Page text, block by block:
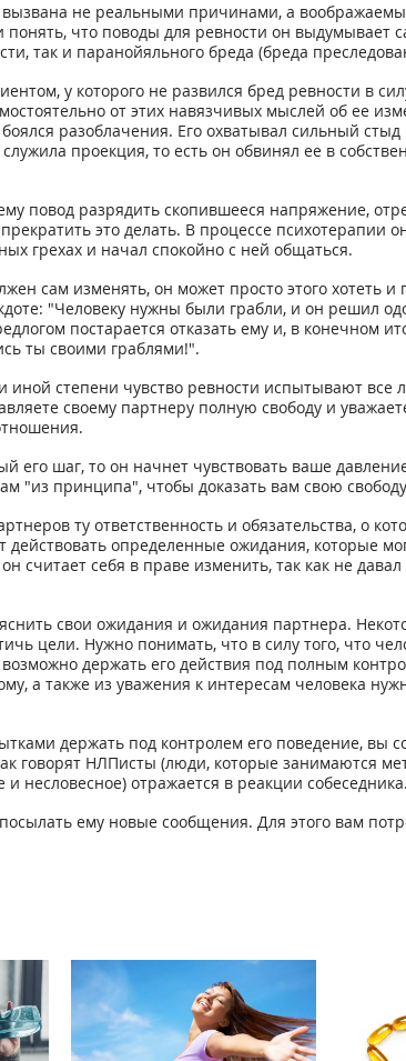
не реальными причинами, а
понять, что поводы для ревности он
так и паранойяльного бреда (бреда
у которого не развился бред ревности в
от этих навязчивых мыслей об ее
разоблачения. Его охватывал сильный
проекция, то есть он обвинял ее в
повод разрядить скопившееся напряжение,
это делать. В процессе
грехах и начал спокойно с ней общаться.
сам изменять, он может просто этого хотеть
"Человеку нужны были грабли, и он решил
постарается отказать ему и, в конечном
ты своими граблями!".
степени чувство ревности испытывают все
своему партнеру полную свободу и
его шаг, то он начнет чувствовать ваше
"из принципа", чтобы доказать вам свою
ту ответственность и обязательства, о
определенные ожидания, которые
считает себя в праве изменить, так как не
свои ожидания и ожидания партнера.
цели. Нужно понимать, что в силу того, что
держать его действия под полным
а также из уважения к интересам человека
держать под контролем его поведение, вы
говорят НЛПисты (люди, которые занимаются
несловесное) отражается в реакции собеседника.
ему новые сообщения. Для этого вам